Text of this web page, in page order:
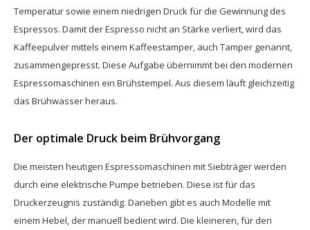
Temperatur sowie einem niedrigen Druck für die Gewinnung des
Espressos. Damit der Espresso nicht an Stärke verliert, wird das
Kaffeepulver mittels einem Kaffeestamper, auch Tamper genannt,
zusammengepresst. Diese Aufgabe übernimmt bei den modernen
Espressomaschinen ein Brühstempel. Aus diesem läuft gleichzeitig
das Brühwasser heraus.
Der optimale Druck beim Brühvorgang
Die meisten heutigen Espressomaschinen mit Siebträger werden
durch eine elektrische Pumpe betrieben. Diese ist für das
Druckerzeugnis zuständig. Daneben gibt es auch Modelle mit
einem Hebel, der manuell bedient wird. Die kleineren, für den